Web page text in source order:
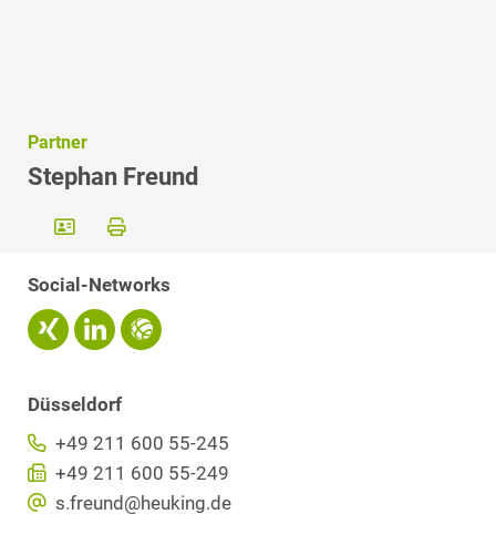
Partner
Stephan Freund
Social-Networks
Düsseldorf
+49 211 600 55-245
+49 211 600 55-249
s.freund@heuking.de